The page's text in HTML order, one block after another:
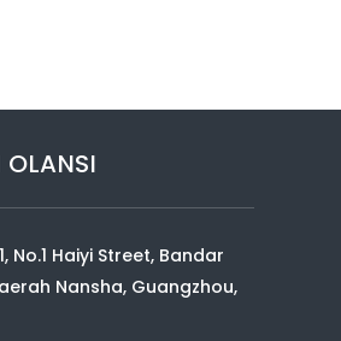
OLANSI
No.1 Haiyi Street, Bandar
Nansha, Guangzhou,